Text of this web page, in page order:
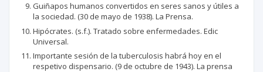
Guiñapos humanos convertidos en seres sanos y útiles a
la sociedad. (30 de mayo de 1938). La Prensa.
Hipócrates. (s.f.). Tratado sobre enfermedades. Edic
Universal.
Importante sesión de la tuberculosis habrá hoy en el
respetivo dispensario. (9 de octubre de 1943). La prensa